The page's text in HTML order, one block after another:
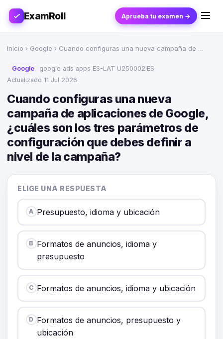
ExamRoll Aprueba tu examen →
Inicio › Google › Cuando configuras una nueva campaña de …
Google google ads apps ES-LAT U250002·ES·
Actualizado 11 Jul 2026
Cuando configuras una nueva
campaña de aplicaciones de Google,
¿cuáles son los tres parámetros de
configuración que debes definir a
nivel de la campaña?
ELIGE UNA RESPUESTA
A Presupuesto, idioma y ubicación
B Formatos de anuncios, idioma y
presupuesto
C Formatos de anuncios, idioma y ubicación
D Formatos de anuncios, presupuesto y
ubicación